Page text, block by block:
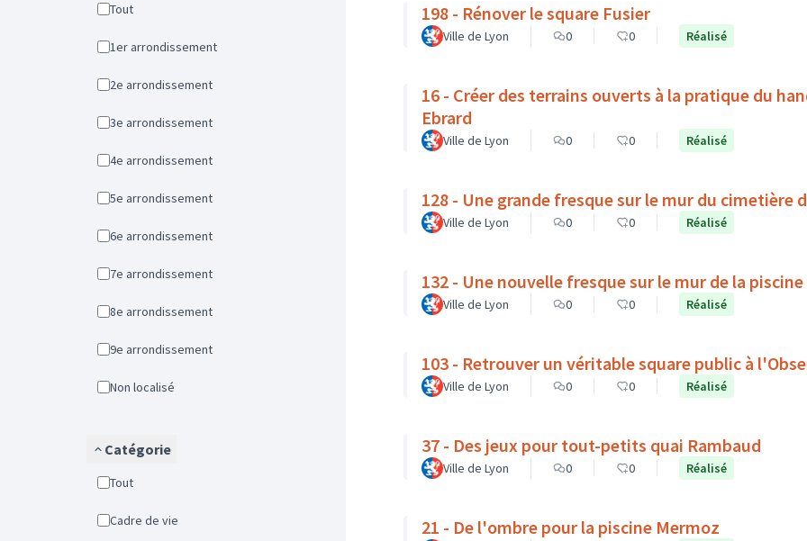
Tout
1er arrondissement
2e arrondissement
3e arrondissement
4e arrondissement
5e arrondissement
6e arrondissement
7e arrondissement
8e arrondissement
9e arrondissement
Non localisé
Catégorie
Tout
Cadre de vie
198 - Rénover le square Fusier
Ville de Lyon 0 0 Réalisé
16 - Créer des terrains ouverts à la pratique du
Ebrard
Ville de Lyon 0 0 Réalisé
128 - Une grande fresque sur le mur du cimetière
Ville de Lyon 0 0 Réalisé
132 - Une nouvelle fresque sur le mur de la
Ville de Lyon 0 0 Réalisé
103 - Retrouver un véritable square public à
Ville de Lyon 0 0 Réalisé
37 - Des jeux pour tout-petits quai Rambaud
Ville de Lyon 0 0 Réalisé
21 - De l'ombre pour la piscine Mermoz